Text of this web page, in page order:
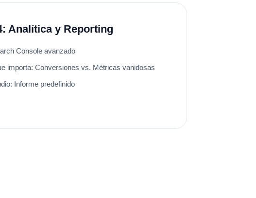
Analítica y Reporting
Console avanzado
importa: Conversiones vs. Métricas vanidosas
Informe predefinido